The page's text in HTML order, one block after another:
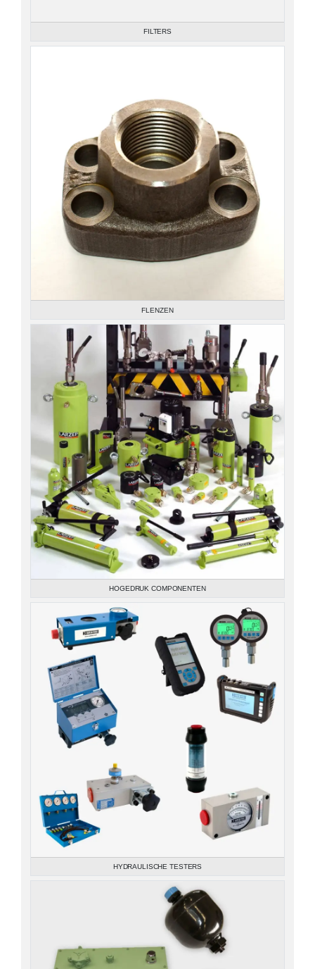
FILTERS
FLENZEN
HOGEDRUK COMPONENTEN
HYDRAULISCHE TESTERS